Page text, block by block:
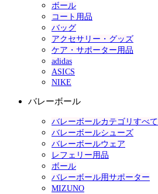
ボール
コート用品
バッグ
アクセサリー・グッズ
ケア・サポーター用品
adidas
ASICS
NIKE
バレーボール
バレーボールカテゴリすべて
バレーボールシューズ
バレーボールウェア
レフェリー用品
ボール
バレーボール用サポーター
MIZUNO